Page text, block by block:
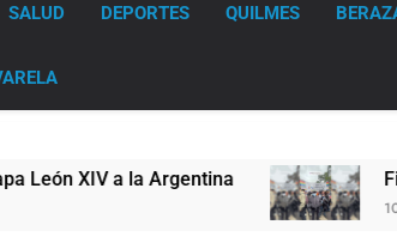
SALUD DEPORTES QUILMES
XIV a la Argentina
10